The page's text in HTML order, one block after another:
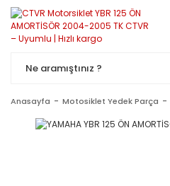
Anasayfa Motosiklet Yedek Parça